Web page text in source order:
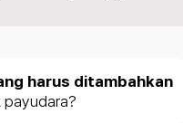
harus ditambahkan
payudara?